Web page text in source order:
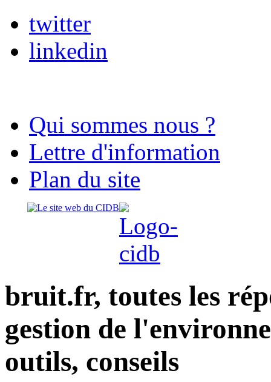
twitter
linkedin
Qui sommes nous ?
Lettre d'information
Plan du site
bruit.fr, toutes les
gestion de
outils, conseils